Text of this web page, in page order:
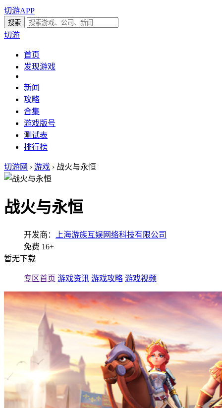
切游APP
切游
首页
发现游戏
新闻
攻略
合集
游戏版号
测试表
排行榜
切游网 › 游戏 › 战火与永恒
战火与永恒
开发商：
上海游族互娱网络科技有限公司
免费 16+
暂无下载
专区首页 游戏资讯 游戏攻略 游戏视频